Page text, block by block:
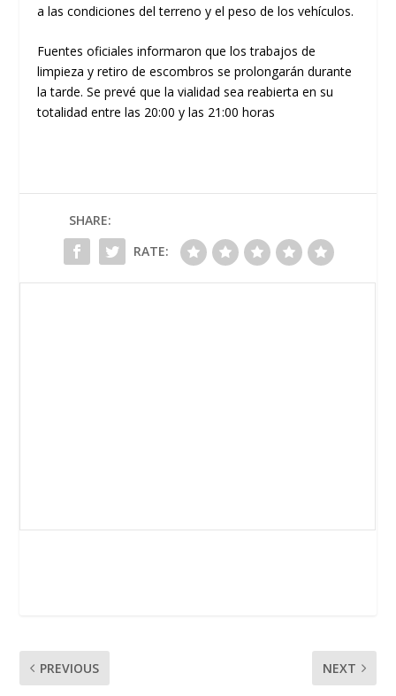
a las condiciones del terreno y el peso de los vehículos.
​Fuentes oficiales informaron que los trabajos de
limpieza y retiro de escombros se prolongarán durante
la tarde. Se prevé que la vialidad seareabierta en su
totalidad entre las 20:00 y las 21:00 horas
SHARE:
RATE:
PREVIOUS NEXT